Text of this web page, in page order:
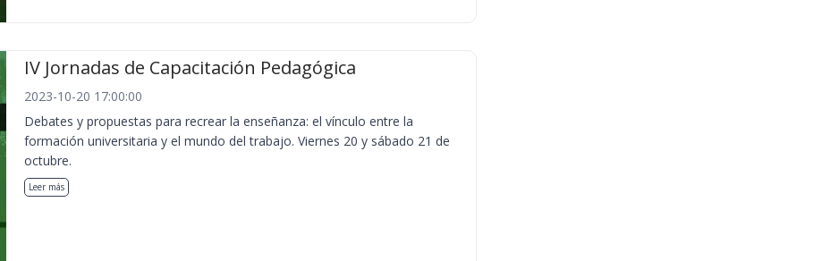
IV Jornadas de Capacitación Pedagógica
2023-10-20 17:00:00
Debates y propuestas para recrear la enseñanza: el vínculo entre la
formación universitaria y el mundo del trabajo. Viernes 20 y sábado 21 de
octubre.
Leer más